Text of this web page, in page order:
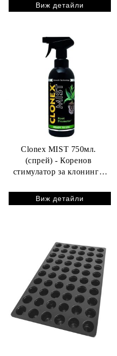
Виж детайли
Clonex MIST 750мл.
(спрей) - Коренов
стимулатор за клонинги
Виж детайли